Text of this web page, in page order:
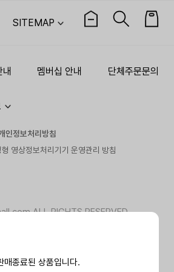
매종료된 상품입니다.
SITEMAP
멤버십 안내 단체주문문의
인정보처리방침
영상정보처리기기 운영관리 방침
ALL RIGHTS RESERVED